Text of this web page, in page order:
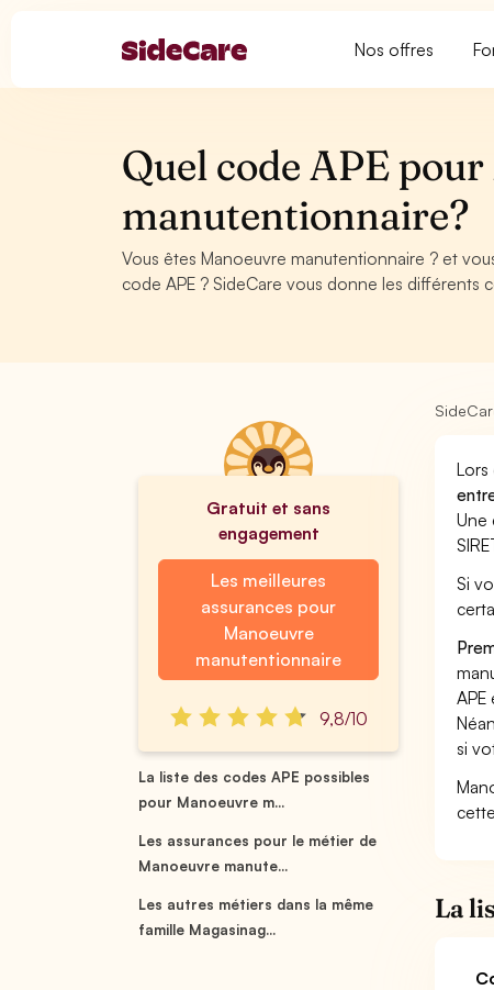
Nos offres
Quel code APE
manutentionnaire?
Vous êtes Manoeuvre manutentionnaire ? et
code APE ? SideCare vous donne les différents
Gratuit et sans
engagement
Les meilleures
assurances pour
Manoeuvre
manutentionnaire
9,8/10
La liste des codes APE possibles
pour Manoeuvre m...
Les assurances pour le métier de
Manoeuvre manute...
Les autres métiers dans la même
famille Magasinag...
Une
Si
si
La